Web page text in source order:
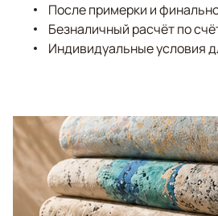
После примерки и
Безналичный расчёт по
Индивидуальные условия